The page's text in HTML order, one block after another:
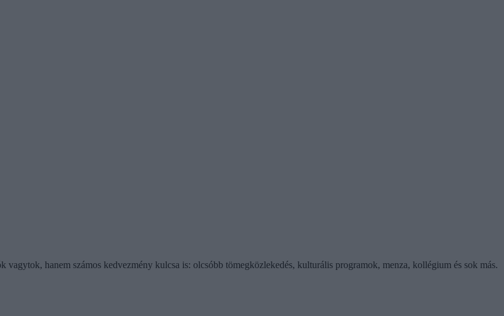
hanem számos kedvezmény kulcsa is: olcsóbb tömegközlekedés, kulturális programok, menza, kollégium és sok más.